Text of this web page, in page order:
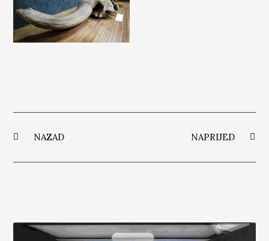
NAZAD NAPRIJED